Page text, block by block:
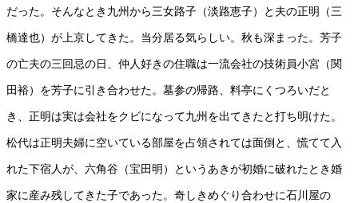
だった。そんなとき九州から三女路子（淡路恵子）と夫の正明（三
橋達也）が上京してきた。当分居る気らしい。秋も深まった。芳子
の亡夫の三回忌の日、仲人好きの住職は一流会社の技術員小宮（関
田裕）を芳子に引き合わせた。墓参の帰路、料亭にくつろいだと
き、正明は実は会社をクビになって九州を出てきたと打ち明けた。
松代は正明夫婦に空いている部屋を占領されては面倒と、慌てて入
れた下宿人が、六角谷（宝田明）というあきが初婚に破れたとき婚
家に産み残してきた子であった。奇しきめぐり合わせに石川屋の